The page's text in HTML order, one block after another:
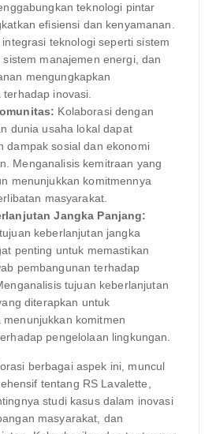
teknologi pintar
efisiensi dan kenyamanan.
teknologi seperti sistem
sistem manajemen energi, dan
mengungkapkan
terhadap inovasi.
Kolaborasi dengan
dunia usaha lokal dapat
dampak sosial dan ekonomi
Menganalisis kemitraan yang
menunjukkan komitmennya
masyarakat.
Jangka Panjang:
keberlanjutan jangka
penting untuk memastikan
pembangunan terhadap
tujuan keberlanjutan
diterapkan untuk
menunjukkan komitmen
pengelolaan lingkungan.
berbagai aspek ini, muncul
tentang RS Lavalette,
studi kasus dalam inovasi
masyarakat, dan